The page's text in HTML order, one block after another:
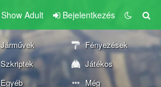
Show Adult Bejelentkezés
Járművek
Fényezések
Szkriptek
Játékos
Egyéb Még